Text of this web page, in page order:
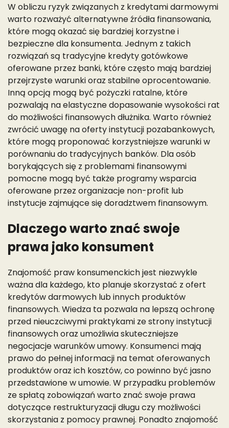
W obliczu ryzyk związanych z kredytami darmowymi
warto rozważyć alternatywne źródła finansowania,
które mogą okazać się bardziej korzystne i
bezpieczne dla konsumenta. Jednym z takich
rozwiązań są tradycyjne kredyty gotówkowe
oferowane przez banki, które często mają bardziej
przejrzyste warunki oraz stabilne oprocentowanie.
Inną opcją mogą być pożyczki ratalne, które
pozwalają na elastyczne dopasowanie wysokości rat
do możliwości finansowych dłużnika. Warto również
zwrócić uwagę na oferty instytucji pozabankowych,
które mogą proponować korzystniejsze warunki w
porównaniu do tradycyjnych banków. Dla osób
borykających się z problemami finansowymi
pomocne mogą być także programy wsparcia
oferowane przez organizacje non-profit lub
instytucje zajmujące się doradztwem finansowym.
Dlaczego warto znać swoje
prawa jako konsument
Znajomość praw konsumenckich jest niezwykle
ważna dla każdego, kto planuje skorzystać z ofert
kredytów darmowych lub innych produktów
finansowych. Wiedza ta pozwala na lepszą ochronę
przed nieuczciwymi praktykami ze strony instytucji
finansowych oraz umożliwia skuteczniejsze
negocjacje warunków umowy. Konsumenci mają
prawo do pełnej informacji na temat oferowanych
produktów oraz ich kosztów, co powinno być jasno
przedstawione w umowie. W przypadku problemów
ze spłatą zobowiązań warto znać swoje prawa
dotyczące restrukturyzacji długu czy możliwości
skorzystania z pomocy prawnej. Ponadto znajomość